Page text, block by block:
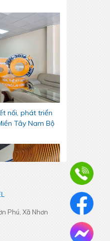
nối, phát triển
Tây Nam Bộ
vực Đồng
– An Giang –
kết nối, chủ
Phú, Xã Nhơn